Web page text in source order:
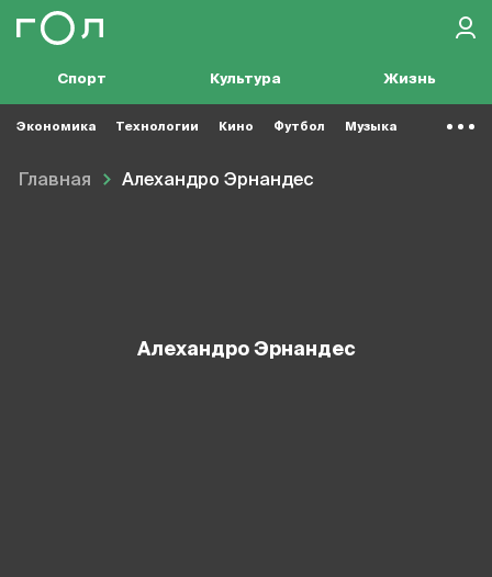
Спорт Культура Жизнь
Экономика Технологии Кино Футбол Музыка
Главная Алехандро Эрнандес
Алехандро Эрнандес